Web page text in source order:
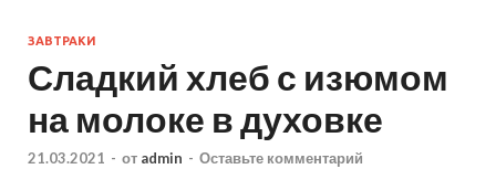
ЗАВТРАКИ
Сладкий хлеб с изюмом
на молоке в духовке
21.03.2021 - от admin - Оставьте комментарий